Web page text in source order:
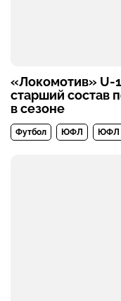
«Локомотив» U-
старший состав
в сезоне
Футбол ЮФЛ ЮФЛ